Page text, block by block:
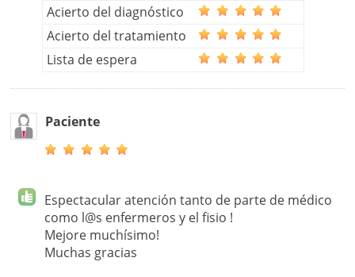
Acierto del diagnóstico
Acierto del tratamiento
Lista de espera
Paciente
Espectacular atención tanto de parte de médico
como l@s enfermeros y el fisio !
Mejore muchísimo!
Muchas gracias